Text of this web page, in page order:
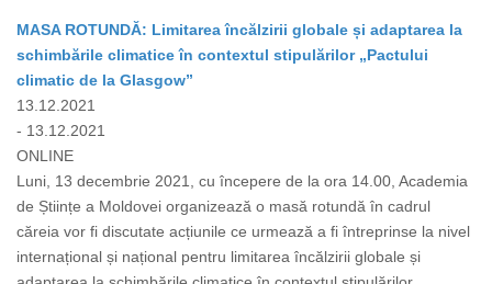
MASA ROTUNDĂ: Limitarea încălzirii globale și adaptarea la
schimbările climatice în contextul stipulărilor „Pactului
climatic de la Glasgow”
13.12.2021
- 13.12.2021
ONLINE
Luni, 13 decembrie 2021, cu începere de la ora 14.00, Academia
de Științe a Moldovei organizează o masă rotundă în cadrul
căreia vor fi discutate acțiunile ce urmează a fi întreprinse la nivel
internațional și național pentru limitarea încălzirii globale și